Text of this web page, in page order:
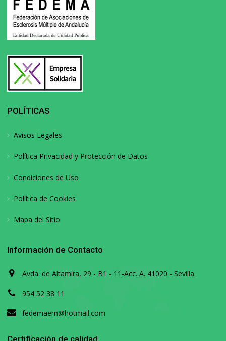
POLÍTICAS
Avisos Legales
Política Privacidad y Protección de Datos
Condiciones de Uso
Política de Cookies
Mapa del Sitio
Información de Contacto
Avda. de Altamira, 29 - B1 - 11-Acc. A. 41020 - Sevilla.
954 52 38 11
fedemaem@hotmail.com
Certificación de calidad